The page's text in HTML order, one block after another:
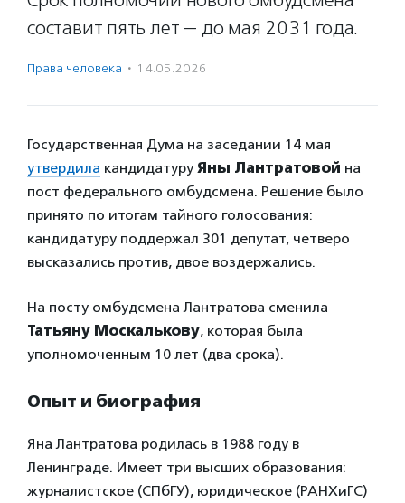
составит пять лет — до мая 2031 года.
Права человека · 14.05.2026
Государственная Дума на заседании 14 мая
утвердила кандидатуру Яны Лантратовой на
пост федерального омбудсмена. Решение было
принято по итогам тайного голосования:
кандидатуру поддержал 301 депутат, четверо
высказались против, двое воздержались.
На посту омбудсмена Лантратова сменила
Татьяну Москалькову, которая была
уполномоченным 10 лет (два срока).
Опыт и биография
Яна Лантратова родилась в 1988 году в
Ленинграде. Имеет три высших образования:
журналистское (СПбГУ), юридическое (РАНХиГС)